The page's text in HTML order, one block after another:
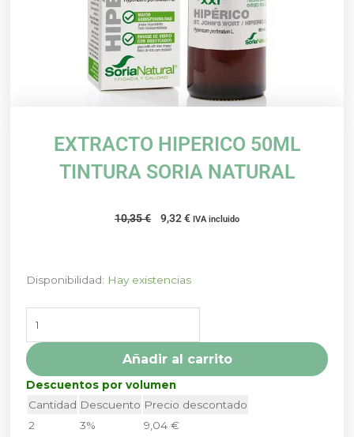
EXTRACTO HIPERICO 50ML
TINTURA SORIA NATURAL
10,35€
El
10,35 €.
9,32€El
9,32 €.
IVA incluido
Disponibilidad: Hay existencias
EXTRACTO
TINTURA
SORIA
NATURAL
cantidad
Añadir al carrito
Descuentos por volumen
Cantidad Descuento Precio descontado
2
3% 9,04€